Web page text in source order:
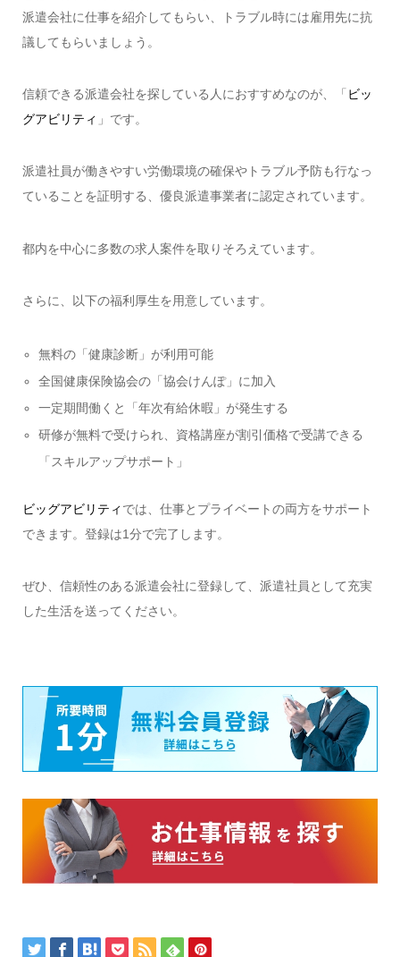
派遣会社に仕事を紹介してもらい、トラブル時には雇用先に抗
議してもらいましょう。
信頼できる派遣会社を探している人におすすめなのが、「 ビッ
グアビリティ 」です。
派遣社員が働きやすい労働環境の確保やトラブル予防も行なっ
ていることを証明する、優良派遣事業者に認定されています。
都内を中心に多数の求人案件を取りそろえています。
さらに、以下の福利厚生を用意しています。
無料の「健康診断」が利用可能
全国健康保険協会の「協会けんぽ」に加入
一定期間働くと「年次有給休暇」が発生する
研修が無料で受けられ、資格講座が割引価格で受講できる
「スキルアップサポート」
ビッグアビリティ では、仕事とプライベートの両方をサポート
できます。登録は1分で完了します。
ぜひ、信頼性のある派遣会社に登録して、派遣社員として充実
した生活を送ってください。